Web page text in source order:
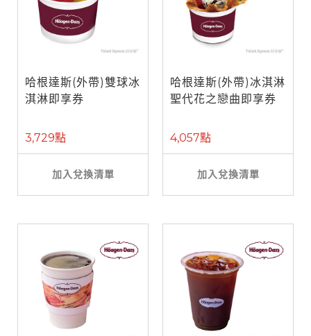
哈根達斯(外帶)雙球冰
淇淋即享券
3,729點
加入兌換清單
哈根達斯(外帶)冰淇淋
聖代花之戀曲即享券
4,057點
加入兌換清單